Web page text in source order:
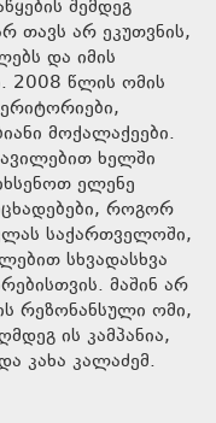
შემდეგ
თავს არ ეკუთვნის,
და იმის
2008 წლის ომის
მოქალაქეები.
ხელში
ელენე
როგორ
საქართველოში,
სხვადასხვა
მაშინ არ
რეზონანსული ომი,
ის კამპანია,
კახა კალაძემ.